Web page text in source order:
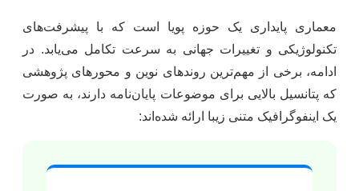
معماری پایداری یک حوزه پویا است که با پیشرفت‌های
تکنولوژیکی و تغییرات جهانی به سرعت تکامل می‌یابد. در
ادامه، برخی از مهم‌ترین روندهای نوین و محورهای پژوهشی
که پتانسیل بالایی برای موضوعات پایان‌نامه دارند، به صورت
یک اینفوگرافیک متنی زیبا ارائه شده‌اند: